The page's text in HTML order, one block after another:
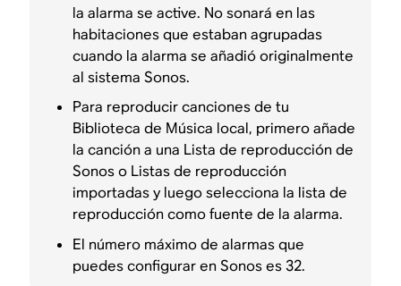
la alarma se active. No sonará en las
habitaciones que estaban agrupadas
cuando la alarma se añadió originalmente
al sistema Sonos.
Para reproducir canciones de tu
Biblioteca de Música local, primero añade
la canción a una Lista de reproducción de
Sonos o Listas de reproducción
importadas y luego selecciona la lista de
reproducción como fuente de la alarma.
El número máximo de alarmas que
puedes configurar en Sonos es 32.